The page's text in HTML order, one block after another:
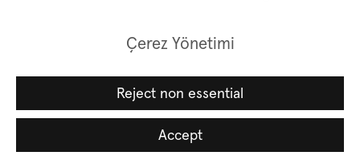
Çerez Yönetimi
Reject non essential
Accept